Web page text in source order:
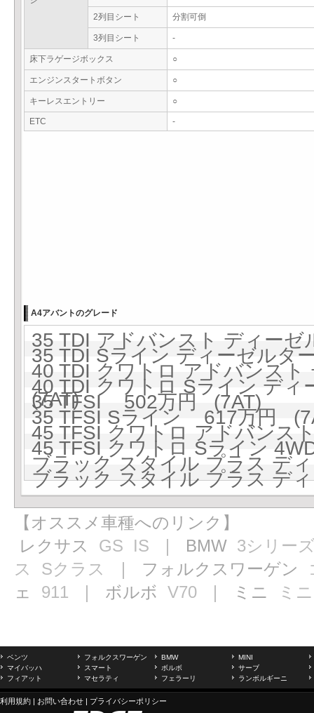
2列目シート 分割可倒
3列目シート -
床下ラゲージボックス ○
エンジンスタートボタン ○
キーレスエントリー ○
ETC -
A4アバントのグレード
35 TDI アドバンスト ディー
35 TDI Sライン ディーゼル
40 TDI クワトロ アドバンス
(7AT)
40 TDI クワトロ Sライン デ
35 TFSI 502万円 (7AT)
35 TFSI Sライン 617万円
45 TFSI クワトロ アドバン
45 TFSI クワトロ Sライン
ブラック スタイル プラス デ
ブラック スタイル プラス デ
【オススメ車種へのリンク】
レクサス GS IS ｜ BMW 3シリー
ス
Sクラス ｜ フォルクスワーゲン
ェ 911 ｜ ボルボ V70 ｜ ミニ ミニ
ベンツ フォルクスワーゲン BMW
MINI
マイバッハ
スマート ボルボ
サーブ
フィアット
マセラティ フェラーリ ランボルギーニ
利用規約 | お問い合わせ | プライバシーポリシー